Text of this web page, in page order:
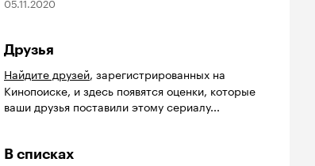
Друзья
Найдите друзей, зарегистрированных на
Кинопоиске, и здесь появятся оценки, которые
ваши друзья поставили этому сериалу...
В списках